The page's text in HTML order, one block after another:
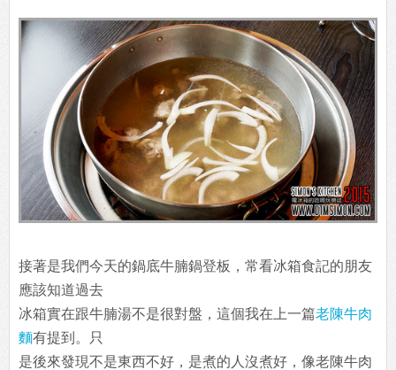
接著是我們今天的鍋底牛腩鍋登板，常看冰箱食記的朋友
應該知道過去
冰箱實在跟牛腩湯不是很對盤，這個我在上一篇老陳牛肉
麵有提到。只
是後來發現不是東西不好，是煮的人沒煮好，像老陳牛肉